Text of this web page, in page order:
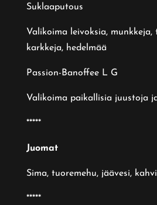
Suklaaputous
Valikoima leivoksia,
karkkeja, hedelmää
Passion-Banoffee L G
Valikoima paikallisia juustoja
*****
Juomat
Sima, tuoremehu, jäävesi,
*****